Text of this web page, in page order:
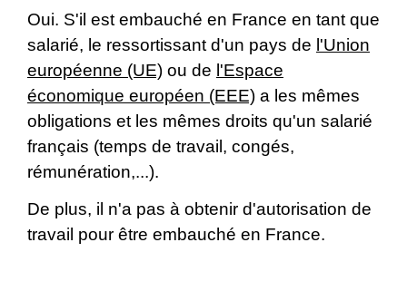
Oui. S'il est embauché en France en tant que
salarié, le ressortissant d'un pays de l'Union
européenne (UE) ou de l'Espace
économique européen (EEE) a les mêmes
obligations et les mêmes droits qu'un salarié
français (temps de travail, congés,
rémunération,...).
De plus, il n'a pas à obtenir d'autorisation de
travail pour être embauché en France.